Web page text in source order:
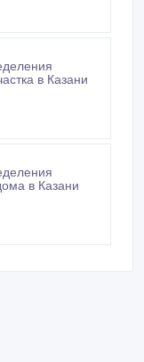
в Казани
в Казани